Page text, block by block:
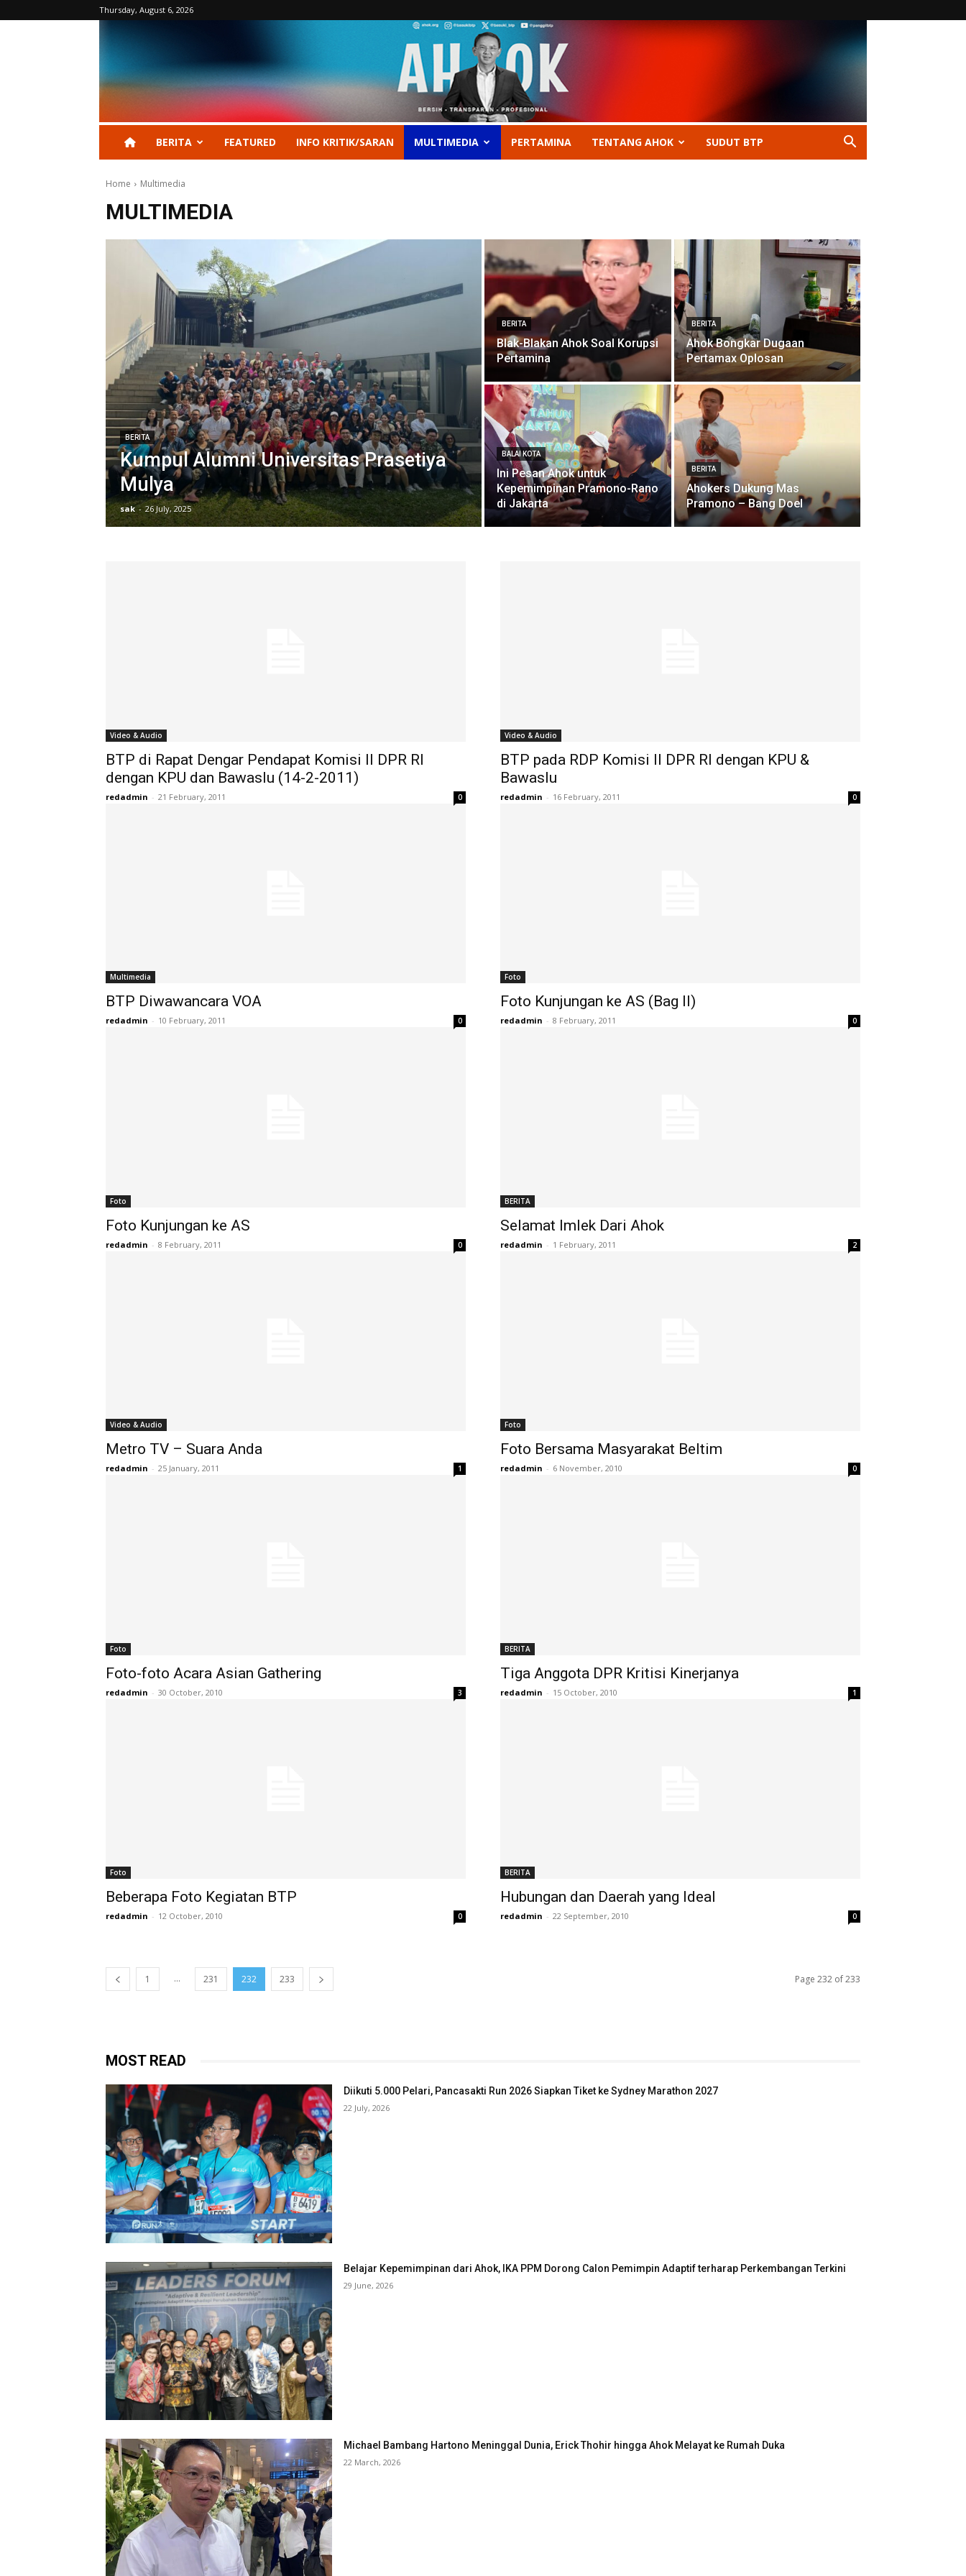
Thursday, August 6, 2026
BERITA FEATURED INFO KRITIK/SARAN MULTIMEDIA PERTAMINA TENTANG AHOK SUDUT BTP
Home Multimedia
MULTIMEDIA
BERITA
Kumpul Alumni Universitas Prasetiya
Mulya
sak - 26 July, 2025
BERITA
Blak-Blakan Ahok Soal Korupsi
Pertamina
BERITA
Ahok Bongkar Dugaan
Pertamax Oplosan
BALAI KOTA
Ini Pesan Ahok untuk
Kepemimpinan Pramono-Rano
di Jakarta
BERITA
Ahokers Dukung Mas
Pramono – Bang Doel
Video & Audio
BTP di Rapat Dengar Pendapat Komisi II DPR RI
dengan KPU dan Bawaslu (14-2-2011)
redadmin - 21 February, 2011 0
Video & Audio
BTP pada RDP Komisi II DPR RI dengan KPU &
Bawaslu
redadmin - 16 February, 2011 0
Multimedia
BTP Diwawancara VOA
redadmin - 10 February, 2011 0
Foto
Foto Kunjungan ke AS (Bag II)
redadmin - 8 February, 2011 0
Foto
Foto Kunjungan ke AS
redadmin - 8 February, 2011 0
BERITA
Selamat Imlek Dari Ahok
redadmin - 1 February, 2011 2
Video & Audio
Metro TV – Suara Anda
redadmin - 25 January, 2011 1
Foto
Foto Bersama Masyarakat Beltim
redadmin - 6 November, 2010 0
Foto
Foto-foto Acara Asian Gathering
redadmin - 30 October, 2010 3
BERITA
Tiga Anggota DPR Kritisi Kinerjanya
redadmin - 15 October, 2010 1
Foto
Beberapa Foto Kegiatan BTP
redadmin - 12 October, 2010 0
BERITA
Hubungan dan Daerah yang Ideal
redadmin - 22 September, 2010 0
1 ... 231 232 233 Page 232 of 233
MOST READ
Diikuti 5.000 Pelari, Pancasakti Run 2026 Siapkan Tiket ke Sydney Marathon 2027
22 July, 2026
Belajar Kepemimpinan dari Ahok, IKA PPM Dorong Calon Pemimpin Adaptif terharap Perkembangan Terkini
29 June, 2026
Michael Bambang Hartono Meninggal Dunia, Erick Thohir hingga Ahok Melayat ke Rumah Duka
22 March, 2026